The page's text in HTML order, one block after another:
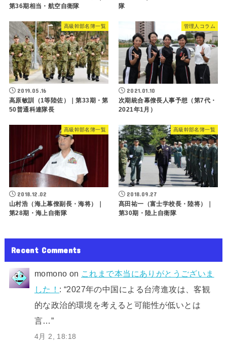
第36期相当・航空自衛隊
隊
高級幹部名簿一覧
2019.05.16
高原敏訓（1等陸佐）｜第33期・第
50普通科連隊長
管理人コラム
2021.01.10
次期統合幕僚長人事予想（第7代・
2021年1月）
高級幹部名簿一覧
2018.12.02
山村浩（海上幕僚副長・海将）｜
第28期・海上自衛隊
高級幹部名簿一覧
2018.09.27
髙田祐一（富士学校長・陸将）｜
第30期・陸上自衛隊
Recent Comments
momono on これまで本当にありがとうございま
した！ : “2027年の中国による台湾進攻は、客観
的な政治的環境を考えると可能性が低いとは
言…”
4月 2, 18:18